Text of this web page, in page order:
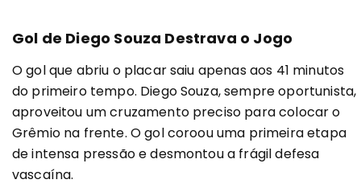
Gol de Diego Souza Destrava o Jogo
O gol que abriu o placar saiu apenas aos 41 minutos
do primeiro tempo. Diego Souza, sempre oportunista,
aproveitou um cruzamento preciso para colocar o
Grêmio na frente. O gol coroou uma primeira etapa
de intensa pressão e desmontou a frágil defesa
vascaína.